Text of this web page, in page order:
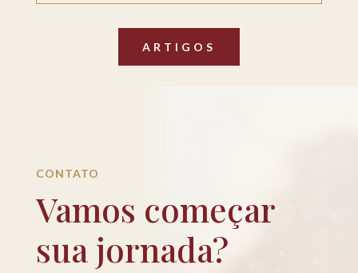
ARTIGOS
CONTATO
Vamos começar
sua jornada?